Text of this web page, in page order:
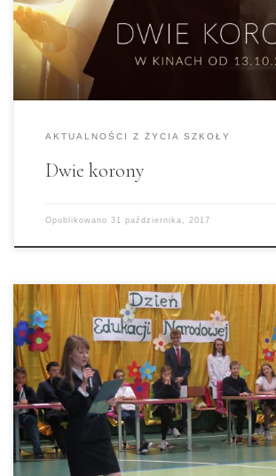
Gajowniczka, jednego z dziesięciu
skazanych przez komendanta
lagerführera […]
AKTUALNOŚCI Z ŻYCIA SZKOŁY
Dwie korony
Opublikowano 31 października, 2017
Europejski Dzień Języków to
stałe zagościła w naszym szkolnym
W tym roku nasza klasa była
całego przedsięwzięcia, więc
na wejście w rolę ekspertów i
quiz dla gimnazjalistów na temat
wylosowanych przez nich krajach
Musimy przyznać, że dzielnie